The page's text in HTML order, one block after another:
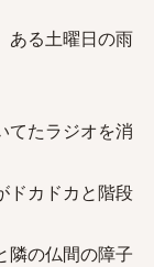
ある土曜日の雨
てたラジオを消
ドカドカと階段
隣の仏間の障子